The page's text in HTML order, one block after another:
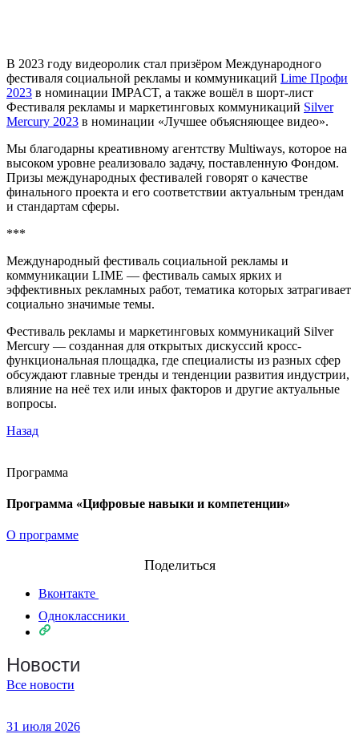
В 2023 году видеоролик стал призёром Международного
фестиваля социальной рекламы и коммуникаций Lime Профи
2023 в номинации IMPACT, а также вошёл в шорт-лист
Фестиваля рекламы и маркетинговых коммуникаций Silver
Mercury 2023 в номинации «Лучшее объясняющее видео».
Мы благодарны креативному агентству Multiways, которое на
высоком уровне реализовало задачу, поставленную Фондом.
Призы международных фестивалей говорят о качестве
финального проекта и его соответствии актуальным трендам
и стандартам сферы.
***
Международный фестиваль социальной рекламы и
коммуникации LIME — фестиваль самых ярких и
эффективных рекламных работ, тематика которых затрагивает
социально значимые темы.
Фестиваль рекламы и маркетинговых коммуникаций Silver
Mercury — созданная для открытых дискуссий кросс-
функциональная площадка, где специалисты из разных сфер
обсуждают главные тренды и тенденции развития индустрии,
влияние на неё тех или иных факторов и другие актуальные
вопросы.
Назад
Программа
Программа «Цифровые навыки и компетенции»
О программе
Поделиться
Вконтакте
Одноклассники
Новости
Все новости
31 июля 2026